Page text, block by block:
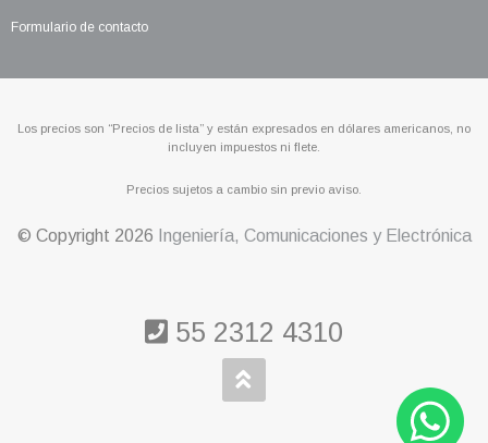
Formulario de contacto
Los precios son “Precios de lista” y están expresados en dólares americanos, no
incluyen impuestos ni flete.
Precios sujetos a cambio sin previo aviso.
© Copyright 2026 Ingeniería, Comunicaciones y Electrónica
55 2312 4310